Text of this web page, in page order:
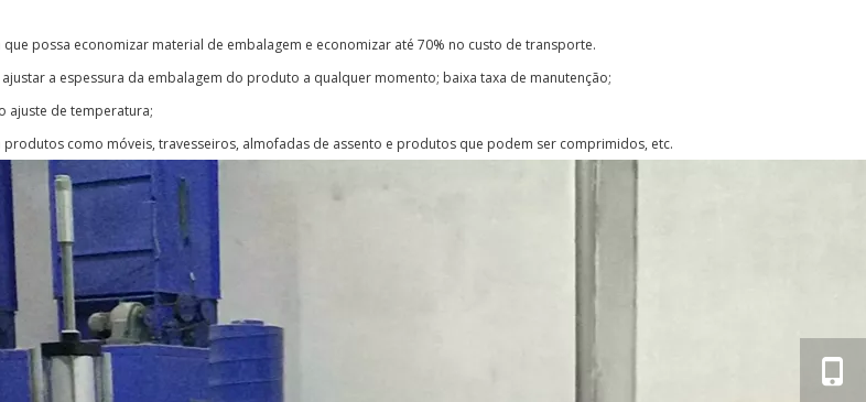
possa economizar material de embalagem e economizar até 70% no custo de transporte.
a espessura da embalagem do produto a qualquer momento; baixa taxa de manutenção;
ajuste de temperatura;
como móveis, travesseiros, almofadas de assento e produtos que podem ser comprimidos, etc.